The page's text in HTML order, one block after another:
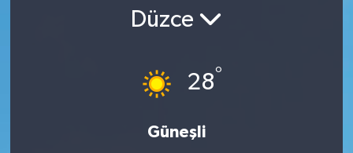
Düzce
28°
Güneşli